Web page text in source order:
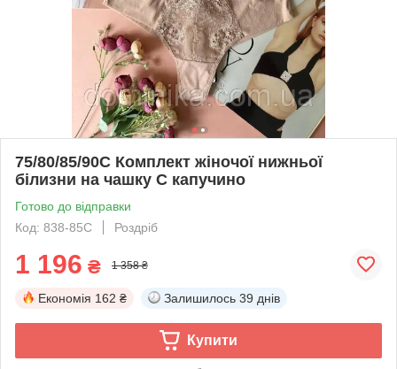
75/80/85/90С Комплект жіночої нижньої
білизни на чашку С капучино
Готово до відправки
Код: 838-85C
Роздріб
1 196 ₴ 1 358 ₴
Економія 162 ₴ Залишилось 39 днів
Купити